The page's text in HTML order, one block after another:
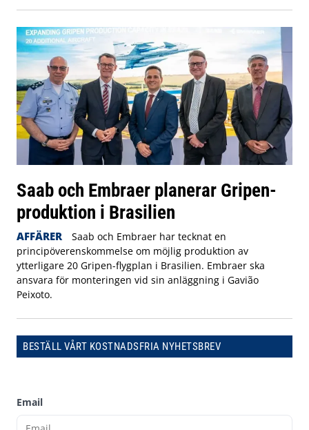
Saab och Embraer planerar Gripen-
produktion i Brasilien
AFFÄRER
Saab och Embraer har tecknat en
principöverenskommelse om möjlig produktion av
ytterligare 20 Gripen-flygplan i Brasilien. Embraer ska
ansvara för monteringen vid sin anläggning i Gavião
Peixoto.
BESTÄLL VÅRT KOSTNADSFRIA NYHETSBREV
Email